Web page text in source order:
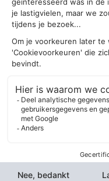
2025 © Aegis
Cookie-instellingen
OntwerpMM creative